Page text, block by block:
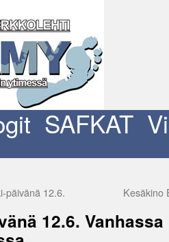
SAFKAT
päivänä 12.6. Kesäkino
12.6. Vanhassa